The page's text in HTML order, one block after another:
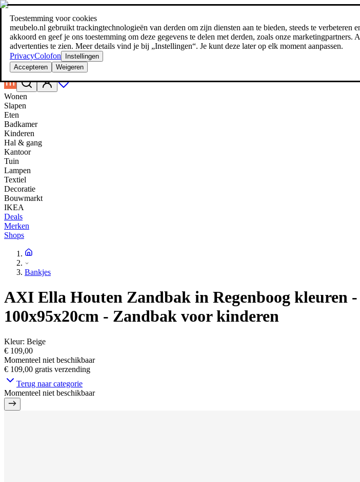
Toestemming voor cookies
meubelo.nl gebruikt trackingtechnologieën van derden om zijn diensten aan te bieden, steeds te
akkoord en geef je ons toestemming om deze gegevens te delen met derden, zoals onze
advertenties te zien. Meer details vind je bij „Instellingen“. Je kunt deze later op elk moment aanpassen.
PrivacyColofon
Instellingen
Accepteren
Weigeren
Zoeken
meubel jezelf de beste prijs!meubel jezelf de beste prijs!
Wonen
Slapen
Eten
Badkamer
Kinderen
Hal & gang
Kantoor
Tuin
Lampen
Textiel
Decoratie
Bouwmarkt
IKEA
Deals
Merken
Shops
Bankjes
AXI Ella Houten Zandbak in Regenboog kleuren
100x95x20cm - Zandbak voor kinderen
Kleur: Beige
€ 109,00
Momenteel niet beschikbaar
€ 109,00 gratis verzending
Terug naar categorie
Momenteel niet beschikbaar